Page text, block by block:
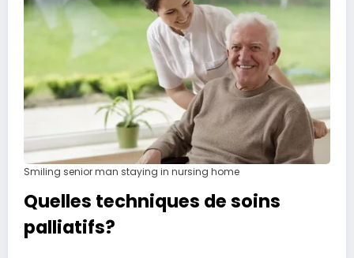
Smiling senior man staying in nursing home
Quelles techniques de soins
palliatifs?